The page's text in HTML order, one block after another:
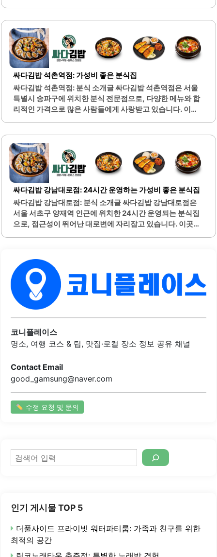
김밥은 신선한 재료로 만들어져 맛이 좋고, 간이 적당하여 부
담 없이 즐길 수 있습니다. 또한, 주문 후 빠른 서빙으로 바쁜
일상 속에서도 간편하게 식사를 해결할 수 있는 장점이 있습
니다. 매장은 청결하게 관리되어 쾌적한 환경에서 식사할 수
있습니다.혼자서 식사하는 손님을 위한 좌석도 마련되어 있
어 편안하게 이용할 수 있습니다. 셀프바가 있어 국물이나 추
가 재료를 자유롭게 선택할 수 있는 점도 매력적입니다. 직원
들의 친절한 응대는 고객들에게 긍정적인 인상을..
싸다김밥 석촌역점: 가성비 좋은 분식집
싸다김밥 석촌역점: 분식 소개글 싸다김밥 석촌역점은 서울
특별시 송파구에 위치한 분식 전문점으로, 다양한 메뉴와 합
리적인 가격으로 많은 사람들에게 사랑받고 있습니다. 이곳
밥의 대표 메뉴인 기본 김밥은 신선한 재료로 만들어져 맛이
우수하며, 가격 또한 매우 저렴하여 가성비가 뛰어납니다.치
즈돈가스와 치킨까스 같은 메뉴는 양이 푸짐하여 만족감을
줍니다. 또한, 국물떡볶이는 당면과 함께 제공되어 더욱 풍부
한 맛을 느낄 수 있습니다. 이 외에도 멸치고추김밥과 샐러드
김밥 등 다양한 김밥 메뉴가 준비되어 있어 선택의 폭이 넓습
니다.석촌역에서 가까운 위치에 있어 접근성이 좋으며, 간편
하게 식사를 해결할 수 있는 장소로 적합합니다. 내부는 깔끔
하고 편안한 분위기로, 혼자 또는 친구들과..
싸다김밥 강남대로점: 24시간 운영하는 가성비 좋은 분식집
싸다김밥 강남대로점: 분식 소개글 싸다김밥 강남대로점은
서울 서초구 양재역 인근에 위치한 24시간 운영되는 분식집
으로, 접근성이 뛰어난 대로변에 자리잡고 있습니다. 이곳은
통해 물과 반찬을 자유롭게 이용할 수 있습니다. 가격이 저렴
하여 가성비가 뛰어나며, 많은 외국인 손님들도 방문하는 곳
입니다. 기본 김밥과 야채 김밥은 신선한 재료로 만들어져 건
강한 식사를 제공합니다.또한, 다양한 조합의 메뉴가 있어 선
택의 폭이 넓습니다. 음식은 신속하게 제공되어 바쁜 일상 속
에서도 편리하게 이용할 수 있습니다. 내부는 청결하게 관리
되고 있으며, 혼자 또는 소규모로 식사하기에 적합한 환경입
니다.이곳은 부담 없는 가격으로 든든한 한 끼를 해결할 수..
코니플레이스
명소, 여행 코스 & 팁, 맛집·로컬 장소 정보 공유 채널
Contact Email
good_gamsung@naver.com
수정 요청 및 문의
검
색
인기 게시물 TOP 5
더풀사이드 프라이빗 워터파티룸: 가족과 친구를 위한
최적의 공간